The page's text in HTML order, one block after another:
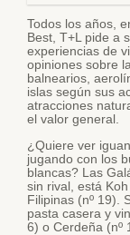
Todos los años,
Best, T+L pide a
experiencias de
opiniones sobre
balnearios,
islas según sus
atracciones
el valor general.
¿Quiere ver
jugando con los
blancas? Las
sin rival, está
Filipinas (nº 19).
pasta casera y
6) o Cerdeña (nº